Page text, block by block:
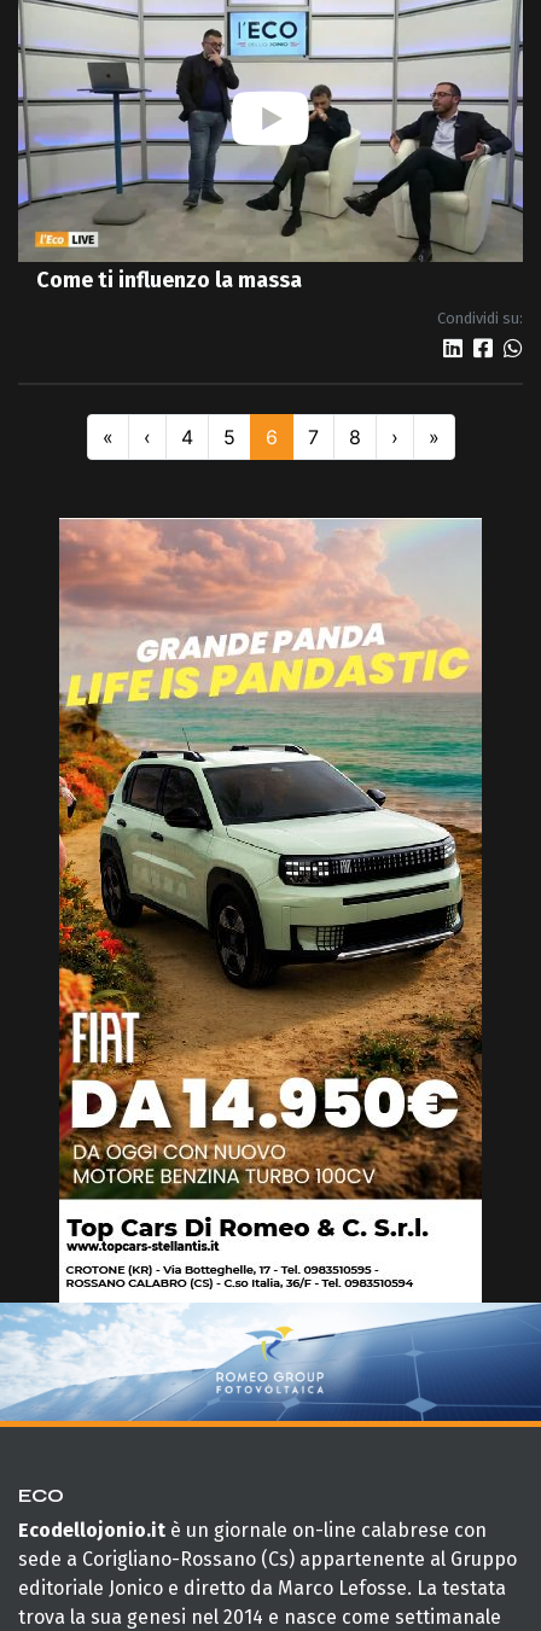
Come ti influenzo la massa
Condividi su:
« ‹ 4 5 6 7 8 › »
ECO
Ecodellojonio.it è un giornale on-line calabrese con
sede a Corigliano-Rossano (Cs) appartenente al Gruppo
editoriale Jonico e diretto da Marco Lefosse. La testata
trova la sua genesi nel 2014 e nasce come settimanale